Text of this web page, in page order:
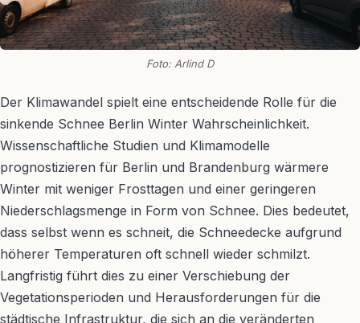
Foto: Arlind D
Der Klimawandel spielt eine entscheidende Rolle für die
sinkende Schnee Berlin Winter Wahrscheinlichkeit.
Wissenschaftliche Studien und Klimamodelle
prognostizieren für Berlin und Brandenburg wärmere
Winter mit weniger Frosttagen und einer geringeren
Niederschlagsmenge in Form von Schnee. Dies bedeutet,
dass selbst wenn es schneit, die Schneedecke aufgrund
höherer Temperaturen oft schnell wieder schmilzt.
Langfristig führt dies zu einer Verschiebung der
Vegetationsperioden und Herausforderungen für die
städtische Infrastruktur, die sich an die veränderten